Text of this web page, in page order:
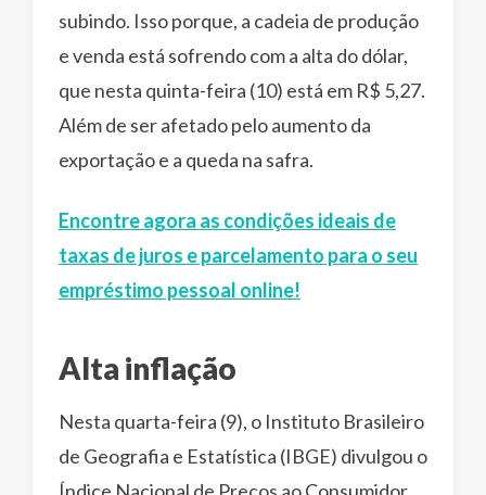
subindo. Isso porque, a cadeia de produção
e venda está sofrendo com a alta do dólar,
que nesta quinta-feira (10) está em R$ 5,27.
Além de ser afetado pelo aumento da
exportação e a queda na safra.
Encontre agora as condições ideais de
taxas de juros e parcelamento para o seu
empréstimo pessoal online!
Alta inflação
Nesta quarta-feira (9), o Instituto Brasileiro
de Geografia e Estatística (IBGE) divulgou o